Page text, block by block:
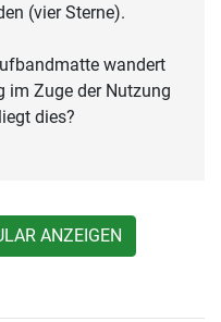
(vier Sterne).
wandert
im Zuge der Nutzung
dies?
ANZEIGEN